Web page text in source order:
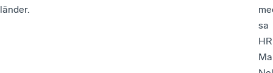
länder.
sa
HR